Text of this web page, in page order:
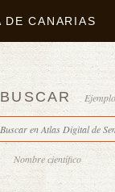
DE CANARIAS
BUSCAR
Nombre científico